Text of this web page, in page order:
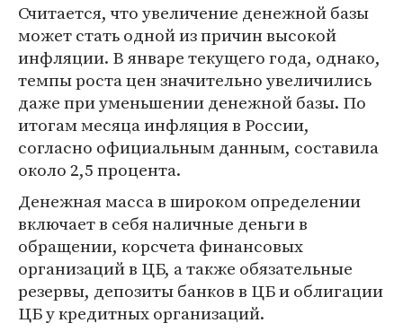
Считается, что увеличение денежной базы
может стать одной из причин высокой
инфляции. В январе текущего года, однако,
темпы роста цен значительно увеличились
даже при уменьшении денежной базы. По
итогам месяца инфляция в России,
согласно официальным данным, составила
около 2,5 процента.
Денежная масса в широком определении
включает в себя наличные деньги в
обращении, корсчета финансовых
организаций в ЦБ, а также обязательные
резервы, депозиты банков в ЦБ и облигации
ЦБ у кредитных организаций.